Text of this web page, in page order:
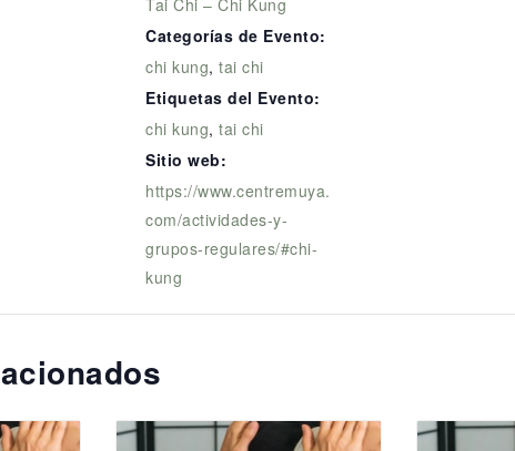
Categorías de Evento:
chi kung,tai chi
Etiquetas del Evento:
chi kung,tai chi
Sitio web:
https://www.centremuya.
com/actividades-y-
grupos-regulares/#chi-
kung